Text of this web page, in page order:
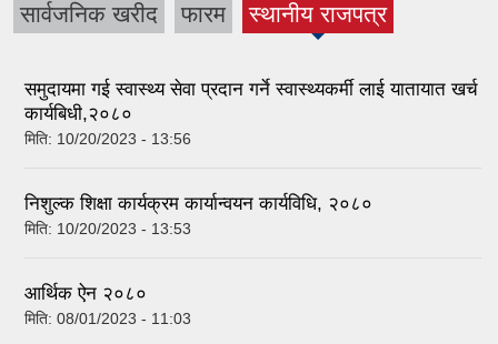
सार्वजनिक खरीद फारम स्थानीय राजपत्र
(active tab)
समुदायमा गई स्वास्थ्य सेवा प्रदान गर्ने स्वास्थ्यकर्मी लाई यातायात खर्च
कार्यबिधी,२०८०
मिति: 10/20/2023 - 13:56
निशुल्क शिक्षा कार्यक्रम कार्यान्वयन कार्यविधि, २०८०
मिति: 10/20/2023 - 13:53
आर्थिक ऐन २०८०
मिति: 08/01/2023 - 11:03